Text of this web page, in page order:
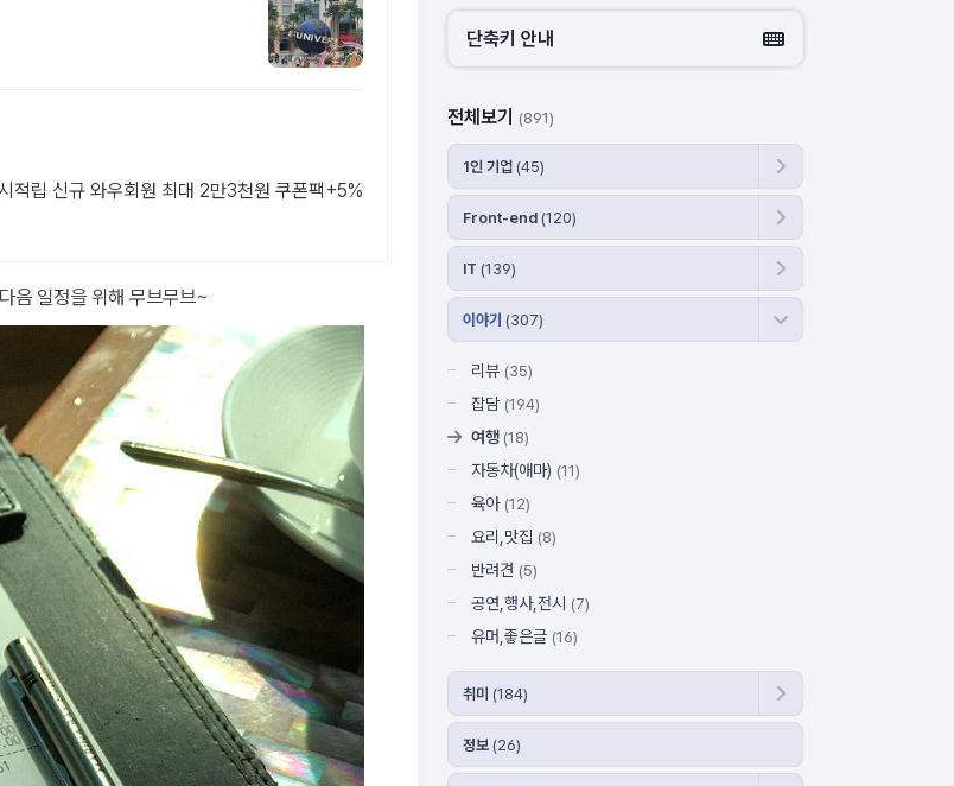
적립 신규 와우회원 최대 2만3천원 쿠폰팩+5%
음 일정을 위해 무브무브~
단축키 안내
전체보기 (891)
1인 기업 (45)
Front-end (120)
IT (139)
이야기 (307)
리뷰 (35)
잡담 (194)
여행 (18)
자동차(애마) (11)
육아 (12)
요리,맛집 (8)
반려견 (5)
공연,행사,전시 (7)
유머,좋은글 (16)
취미 (184)
정보 (26)